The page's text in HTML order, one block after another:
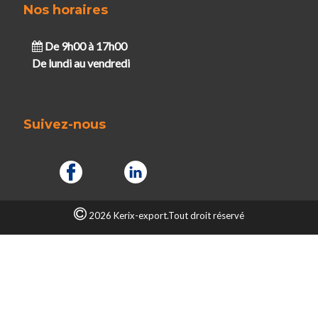
Nos horaires
De 9h00 à 17h00
De lundi au vendredi
Suivez-nous
2026 Kerix-export.Tout droit réservé